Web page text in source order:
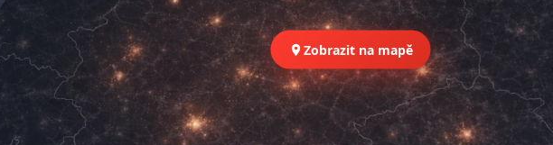
Zobrazit na mapě